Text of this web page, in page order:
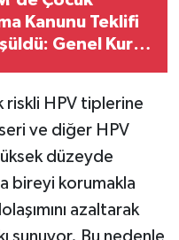
Kanunu Teklifi
Genel Kurul
riskli HPV tiplerine
ve diğer HPV
düzeyde
bireyi korumakla
azaltarak
sunuyor. Bu nedenle